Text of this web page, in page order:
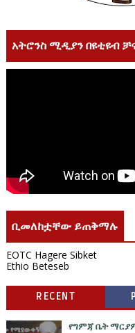
አትሮንስ ሚዲያን በዩቲዩብ
ቢመለከቷቸው ይጠቅማሉ
EOTC Hagere Sibket
Ethio Beteseb
RECENT
የግምጃ ቤት